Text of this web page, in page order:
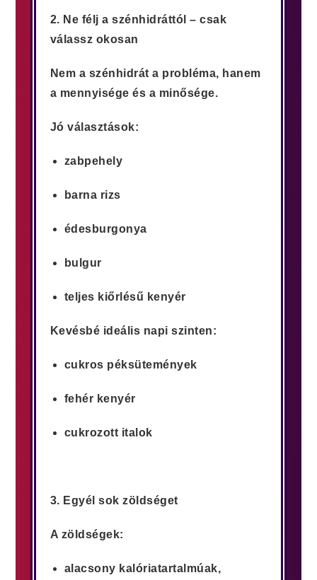
2. Ne félj a szénhidráttól – csak
válassz okosan
Nem a szénhidrát a probléma, hanem
a mennyisége és a minősége.
Jó választások:
zabpehely
barna rizs
édesburgonya
bulgur
teljes kiőrlésű kenyér
Kevésbé ideális napi szinten:
cukros péksütemények
fehér kenyér
cukrozott italok
3. Egyél sok zöldséget
A zöldségek:
alacsony kalóriatartalmúak,